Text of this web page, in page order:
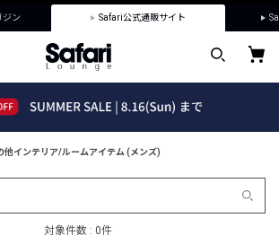
ジン Safari公式通販サイト
他インテリア/ルームアイテム (メンズ)
対象件数 : 0件